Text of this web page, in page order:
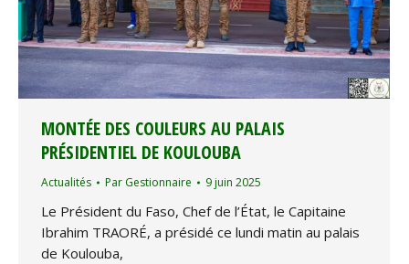
MONTÉE DES COULEURS AU PALAIS
PRÉSIDENTIEL DE KOULOUBA
Actualités Par Gestionnaire 9 juin 2025
Le Président du Faso, Chef de l’État, le Capitaine
Ibrahim TRAORÉ, a présidé ce lundi matin au palais
de Koulouba,